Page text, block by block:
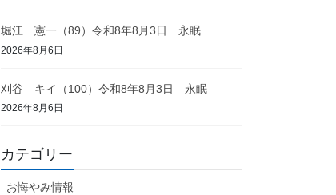
堀江 憲一（89）令和8年8月3日 永眠
2026年8月6日
刈谷 キイ（100）令和8年8月3日 永眠
2026年8月6日
カテゴリー
お悔やみ情報